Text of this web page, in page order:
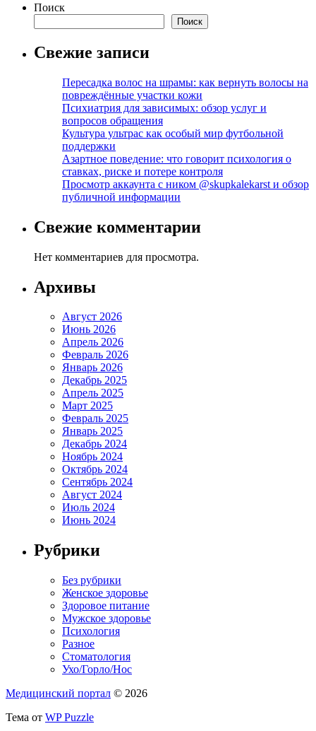
Поиск
Поиск
Свежие записи
Пересадка волос на шрамы: как вернуть волосы на
повреждённые участки кожи
Психиатрия для зависимых: обзор услуг и
вопросов обращения
Культура ультрас как особый мир футбольной
поддержки
Азартное поведение: что говорит психология о
ставках, риске и потере контроля
Просмотр аккаунта с ником @skupkalekarst и обзор
публичной информации
Свежие комментарии
Нет комментариев для просмотра.
Архивы
Август 2026
Июнь 2026
Апрель 2026
Февраль 2026
Январь 2026
Декабрь 2025
Апрель 2025
Март 2025
Февраль 2025
Январь 2025
Декабрь 2024
Ноябрь 2024
Октябрь 2024
Сентябрь 2024
Август 2024
Июль 2024
Июнь 2024
Рубрики
Без рубрики
Женское здоровье
Здоровое питание
Мужское здоровье
Психология
Разное
Стоматология
Ухо/Горло/Нос
Медицинский портал © 2026
Тема от WP Puzzle